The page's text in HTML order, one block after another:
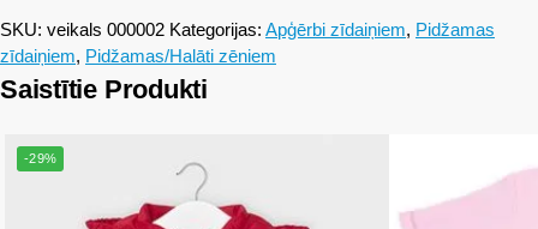
SKU: veikals 000002 Kategorijas: Apģērbi zīdaiņiem, Pidžamas
zīdaiņiem, Pidžamas/Halāti zēniem
Saistītie Produkti
-29%